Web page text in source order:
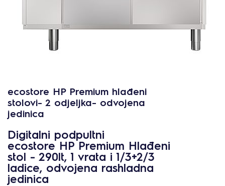
ecostore HP Premium hlađeni
stolovi- 2 odjeljka- odvojena
jedinica
Digitalni podpultni
ecostore HP Premium Hlađeni
stol - 290lt, 1 vrata i 1/3+2/3
ladice, odvojena rashladna
jedinica